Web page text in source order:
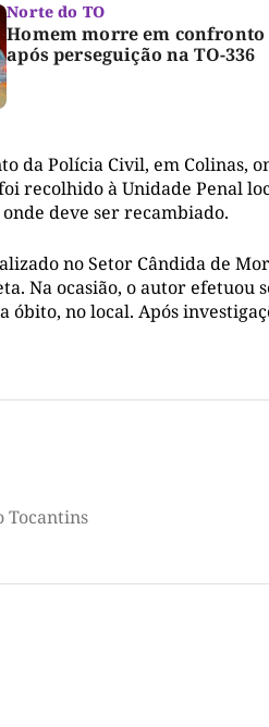
Norte do TO
Homem morre em confronto
após perseguição na TO-336
da Polícia Civil, em Colinas,
recolhido à Unidade Penal
deve ser recambiado.
no Setor Cândida de
Na ocasião, o autor efetuou
no local. Após
Tocantins